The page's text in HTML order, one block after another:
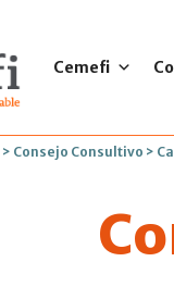
Cemefi
> Consejo Consultivo >